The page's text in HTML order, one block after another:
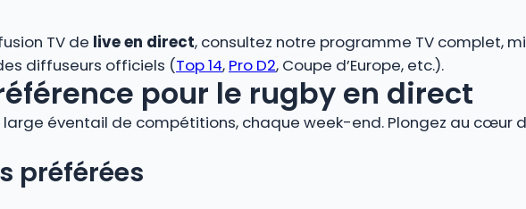
TV de live en direct, consultez notre programme TV complet,
diffuseurs officiels (Top 14, Pro D2, Coupe d’Europe, etc.).
pour le rugby en direct
éventail de compétitions, chaque week-end. Plongez au cœur
préférées